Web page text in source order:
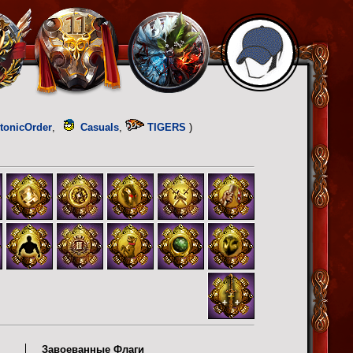
, Casuals, TIGERS )
Завоеванные Флаги